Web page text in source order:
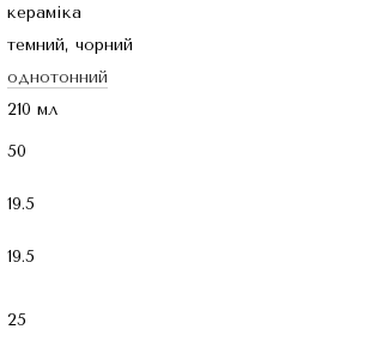
кераміка
темний, чорний
однотонний
210 мл
50
19.5
19.5
25